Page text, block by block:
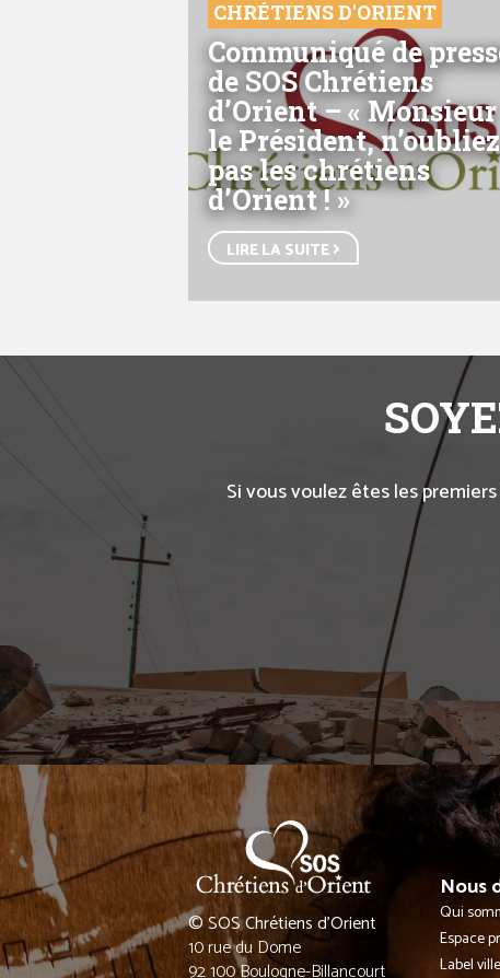
CHRÉTIENS D'ORIENT
Communiqué de
de SOS Chrétiens
d’Orient – « Monsieur
le Président, n’oubliez
pas les chrétiens
d’Orient ! »
LIRE LA SUITE
Si vous voulez êtes les
© SOS Chrétiens d’Orient
10 rue du Dome
Nous
Qui
Espace
Label